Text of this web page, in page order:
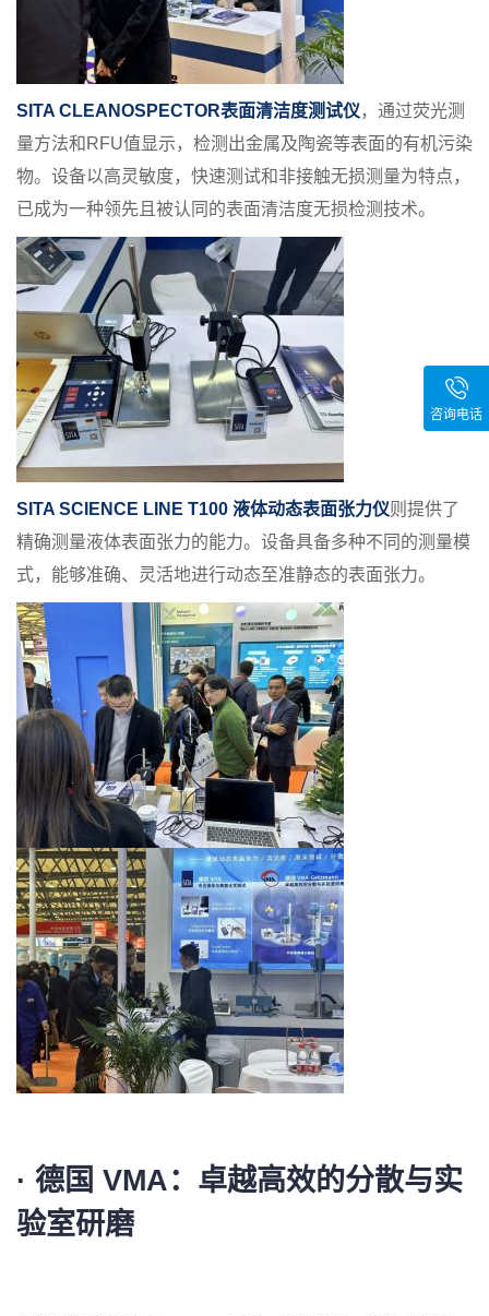
SITA CLEANOSPECTOR表面清洁度测试仪 ，通过荧光测
量方法和RFU值显示，检测出金属及陶瓷等表面的有机污染
物。设备以高灵敏度，快速测试和非接触无损测量为特点，
已成为一种领先且被认同的表面清洁度无损检测技术。
SITA SCIENCE LINE T100 液体动态表面张力仪则提供了
精确测量液体表面张力的能力。设备具备多种不同的测量模
式，能够准确、灵活地进行动态至准静态的表面张力。
· 德国 VMA：卓越高效的分散与实
验室研磨
咨询电话